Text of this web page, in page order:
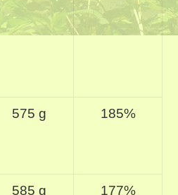
575 g 185%
585 g 177%